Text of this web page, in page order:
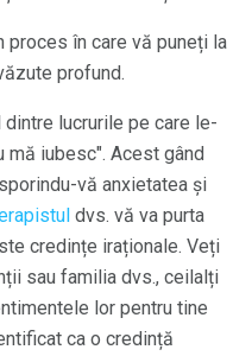
în care vă puneți la
profund.
lucrurile pe care le-
iubesc". Acest gând
vă anxietatea și
dvs. vă va purta
credințe iraționale. Veți
sau familia dvs., ceilalți
lor pentru tine
ca o credință